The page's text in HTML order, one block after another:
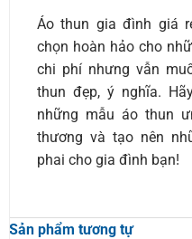
Áo thun gia đình giá
chọn hoàn hảo cho
chi phí nhưng vẫn
thun đẹp, ý nghĩa.
những mẫu áo thun
thương và tạo nên
phai cho gia đình bạn!
Sản phẩm tương tự